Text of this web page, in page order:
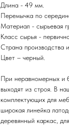
Длина - 49 мм.
Перемычка по
Материал - сырьевая
Класс сырья -
Страна производства
Цвет – черный.
При неравномерных и
выходят из строя. В
комплектующих для
широкая линейка
деревянный каркас,